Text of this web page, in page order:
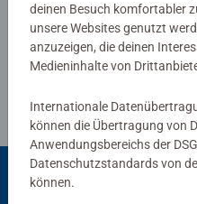
Richtlinien für Bewertungen
deinen Besuch komfortabler
unsere Websites genutzt
anzuzeigen, die deinen
Medieninhalte von
Internationale
können die Übertragung von
Anwendungsbereichs der
Datenschutzstandards von
können.